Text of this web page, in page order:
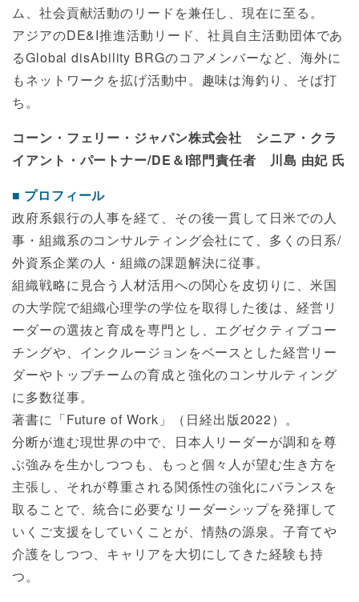
ム、社会貢献活動のリードを兼任し、現在に至る。
アジアのDE&I推進活動リード、社員自主活動団体であ
るGlobal disAbility BRGのコアメンバーなど、海外に
もネットワークを拡げ活動中。趣味は海釣り、そば打
ち。
コーン・フェリー・ジャパン株式会社 シニア・クラ
イアント・パートナー/DE＆I部門責任者 川島 由妃 氏
プロフィール
政府系銀行の人事を経て、その後一貫して日米での人
事・組織系のコンサルティング会社にて、多くの日系/
外資系企業の人・組織の課題解決に従事。
組織戦略に見合う人材活用への関心を皮切りに、米国
の大学院で組織心理学の学位を取得した後は、経営リ
ーダーの選抜と育成を専門とし、エグゼクティブコー
チングや、インクルージョンをベースとした経営リー
ダーやトップチームの育成と強化のコンサルティング
に多数従事。
著書に「Future of Work」（日経出版2022）。
分断が進む現世界の中で、日本人リーダーが調和を尊
ぶ強みを生かしつつも、もっと個々人が望む生き方を
主張し、それが尊重される関係性の強化にバランスを
取ることで、統合に必要なリーダーシップを発揮して
いくご支援をしていくことが、情熱の源泉。子育てや
介護をしつつ、キャリアを大切にしてきた経験も持
つ。